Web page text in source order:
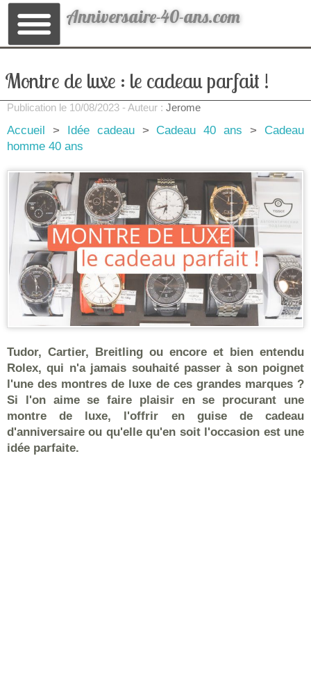
Anniversaire-40-ans.com
Montre de luxe : le cadeau parfait !
Publication le 10/08/2023 - Auteur : Jerome
Accueil > Idée cadeau> Cadeau 40 ans > Cadeau
homme 40 ans
Tudor, Cartier, Breitling ou encore et bien entendu
Rolex, qui n'a jamais souhaité passer à son poignet
l'une des montres de luxe de ces grandes marques ?
Si l'on aime se faire plaisir en se procurant une
montre de luxe, l'offrir en guise de cadeau
d'anniversaire ou qu'elle qu'en soit l'occasion est une
idée parfaite.